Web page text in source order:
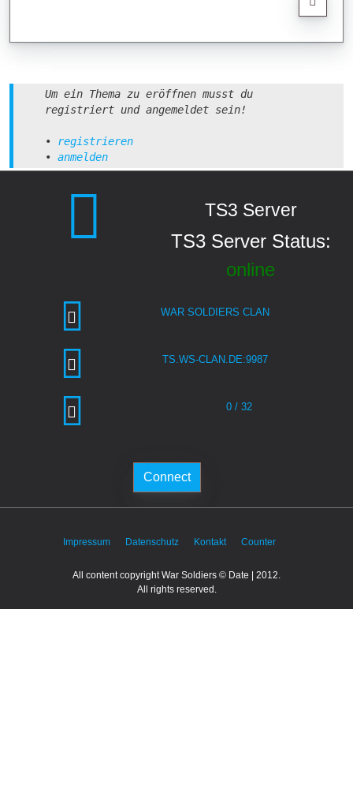
Um ein Thema zu eröffnen musst du
registriert und angemeldet sein!
• registrieren
• anmelden
TS3 Server
TS3 Server Status:
online
WAR SOLDIERS CLAN
TS.WS-CLAN.DE:9987
0 / 32
Connect
Impressum Datenschutz Kontakt Counter
All content copyright War Soldiers © Date | 2012.
All rights reserved.